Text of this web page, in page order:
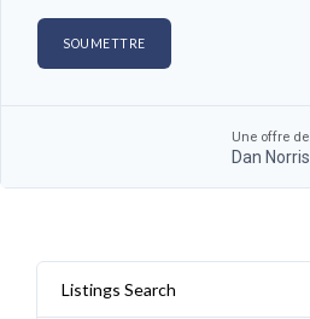
Une offre de
Dan Norris
Listings Search